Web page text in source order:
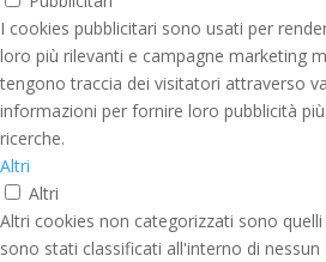
I cookies pubblicitari sono usati per
loro più rilevanti e campagne marketing
tengono traccia dei visitatori attraverso
informazioni per fornire loro pubblicità
ricerche.
Altri
Altri
Altri cookies non categorizzati sono
sono stati classificati all'interno di